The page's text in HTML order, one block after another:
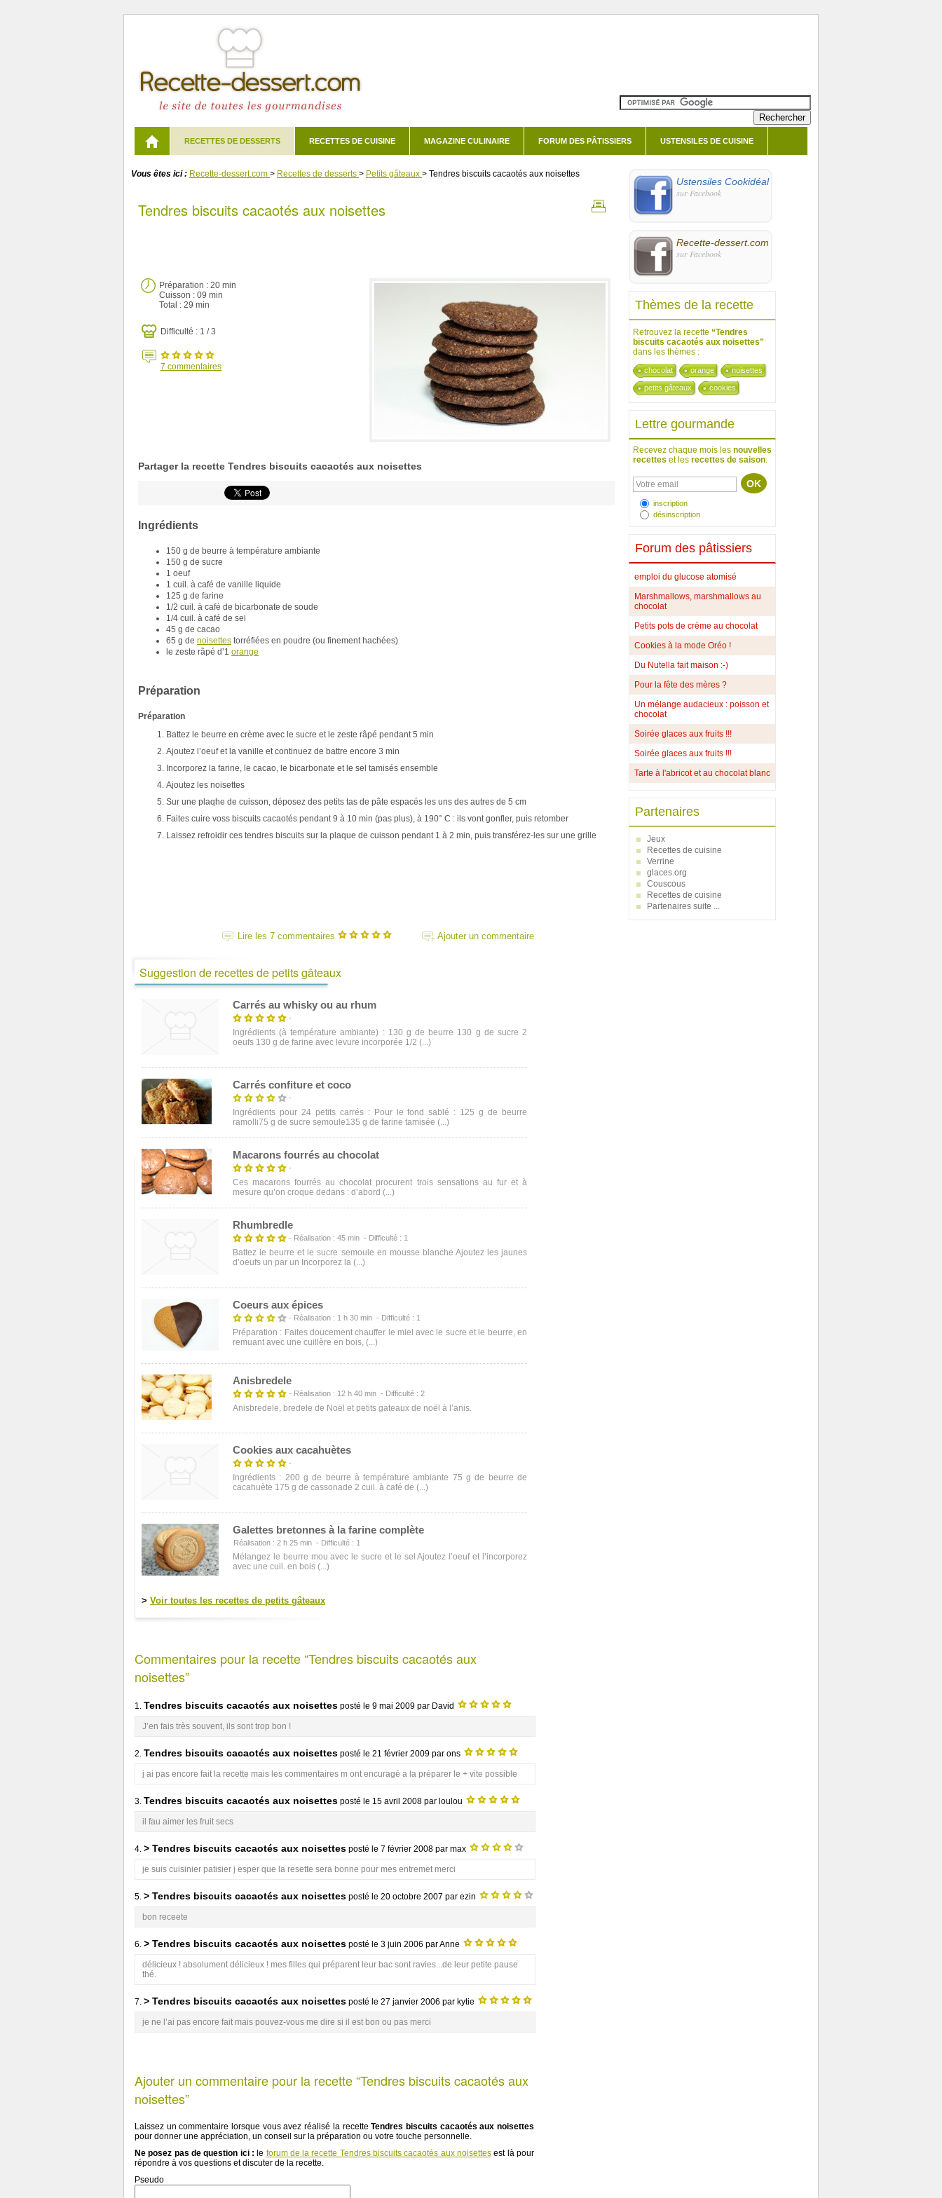
RECETTES DE DESSERTS RECETTES DE CUISINE MAGAZINE CULINAIRE FORUM DES PÂTISSIERS USTENSILES DE CUISINE
Vous êtes ici : Recette-dessert.com > Recettes de desserts > Petits gâteaux > Tendres biscuits cacaotés aux noisettes
Tendres biscuits cacaotés aux noisettes
Préparation : 20 min
Cuisson : 09 min
Total : 29 min
Difficulté : 1 / 3
7 commentaires
Partager la recette Tendres biscuits cacaotés aux noisettes
Ingrédients
150 g de beurre à température ambiante
150 g de sucre
1 oeuf
1 cuil. à café de vanille liquide
125 g de farine
1/2 cuil. à café de bicarbonate de soude
1/4 cuil. à café de sel
45 g de cacao
65 g de noisettes torréfiées en poudre (ou finement hachées)
le zeste râpé d’1 orange
Préparation
Préparation
Battez le beurre en crème avec le sucre et le zeste râpé pendant 5 min
Ajoutez l’oeuf et la vanille et continuez de battre encore 3 min
Incorporez la farine, le cacao, le bicarbonate et le sel tamisés ensemble
Ajoutez les noisettes
Sur une plaqhe de cuisson, déposez des petits tas de pâte espacés les uns des autres de 5 cm
Faites cuire voss biscuits cacaotés pendant 9 à 10 min (pas plus), à 190° C : ils vont gonfler, puis retomber
Laissez refroidir ces tendres biscuits sur la plaque de cuisson pendant 1 à 2 min, puis transférez-les sur une grille
Lire les 7 commentaires Ajouter un commentaire
Suggestion de recettes de petits gâteaux
Carrés au whisky ou au rhum
-
Ingrédients (à température ambiante) : 130 g de beurre 130 g de sucre 2
oeufs 130 g de farine avec levure incorporée 1/2 (...)
Carrés confiture et coco
-
Ingrédients pour 24 petits carrés : Pour le fond sablé : 125 g de beurre
ramolli75 g de sucre semoule135 g de farine tamisée (...)
Macarons fourrés au chocolat
-
Ces macarons fourrés au chocolat procurent trois sensations au fur et à
mesure qu’on croque dedans : d’abord (...)
Rhumbredle
- Réalisation : 45 min - Difficulté : 1
Battez le beurre et le sucre semoule en mousse blanche Ajoutez les jaunes
d’oeufs un par un Incorporez la (...)
Coeurs aux épices
- Réalisation : 1 h 30 min - Difficulté : 1
Préparation : Faites doucement chauffer le miel avec le sucre et le beurre, en
remuant avec une cuillère en bois, (...)
Anisbredele
- Réalisation : 12 h 40 min - Difficulté : 2
Anisbredele, bredele de Noël et petits gateaux de noël à l’anis.
Cookies aux cacahuètes
-
Ingrédients : 200 g de beurre à température ambiante 75 g de beurre de
cacahuète 175 g de cassonade 2 cuil. à café de (...)
Galettes bretonnes à la farine complète
Réalisation : 2 h 25 min - Difficulté : 1
Mélangez le beurre mou avec le sucre et le sel Ajoutez l’oeuf et l’incorporez
avec une cuil. en bois (...)
> Voir toutes les recettes de petits gâteaux
Commentaires pour la recette “Tendres biscuits cacaotés aux
noisettes”
1. Tendres biscuits cacaotés aux noisettes posté le 9 mai 2009 par David
J’en fais très souvent, ils sont trop bon !
2. Tendres biscuits cacaotés aux noisettes posté le 21 février 2009 par ons
j ai pas encore fait la recette mais les commentaires m ont encuragé a la préparer le + vite possible
3. Tendres biscuits cacaotés aux noisettes posté le 15 avril 2008 par loulou
il fau aimer les fruit secs
4. > Tendres biscuits cacaotés aux noisettes posté le 7 février 2008 par max
je suis cuisinier patisier j esper que la resette sera bonne pour mes entremet merci
5. > Tendres biscuits cacaotés aux noisettes posté le 20 octobre 2007 par ezin
bon receete
6. > Tendres biscuits cacaotés aux noisettes posté le 3 juin 2006 par Anne
délicieux ! absolument délicieux ! mes filles qui préparent leur bac sont ravies...de leur petite pause
thé.
7. > Tendres biscuits cacaotés aux noisettes posté le 27 janvier 2006 par kytie
je ne l’ai pas encore fait mais pouvez-vous me dire si il est bon ou pas merci
Ajouter un commentaire pour la recette “Tendres biscuits cacaotés aux
noisettes”
Laissez un commentaire lorsque vous avez réalisé la recetteTendres biscuits cacaotés aux noisettes
pour donner une appréciation, un conseil sur la préparation ou votre touche personnelle.
Ne posez pas de question ici : le forum de la recette Tendres biscuits cacaotés aux noisettes est là pour
répondre à vos questions et discuter de la recette.
Pseudo
Ustensiles Cookidéal
sur Facebook
Recette-dessert.com
sur Facebook
Thèmes de la recette
Retrouvez la recette “Tendres
biscuits cacaotés aux noisettes”
dans les thèmes :
chocolat orange noisettes
petits gâteaux cookies
Lettre gourmande
Recevez chaque mois les nouvelles
recettes et les recettes de saison.
inscription
désinscription
Forum des pâtissiers
emploi du glucose atomisé
Marshmallows, marshmallows au
chocolat
Petits pots de crème au chocolat
Cookies à la mode Oréo !
Du Nutella fait maison :-)
Pour la fête des mères ?
Un mélange audacieux : poisson et
chocolat
Soirée glaces aux fruits !!!
Soirée glaces aux fruits !!!
Tarte à l'abricot et au chocolat blanc
Partenaires
Jeux
Recettes de cuisine
Verrine
glaces.org
Couscous
Recettes de cuisine
Partenaires suite ...